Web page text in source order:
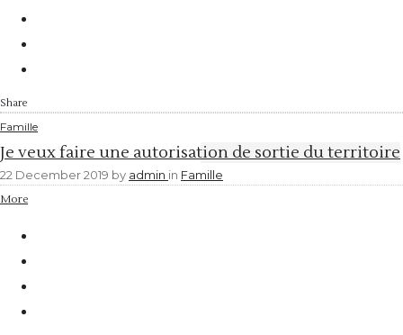
Share
Famille
Je veux faire une autorisation de sortie du territoire
22 December 2019 by admin in Famille
More